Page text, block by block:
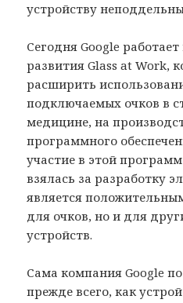
устройству
Сегодня Google
развития Glass at Work,
расширить
подключаемых очков в
медицине, на
программного
участие в этой
взялась за разработку
является
для очков, но и для
устройств.
Сама компания Google
прежде всего, как